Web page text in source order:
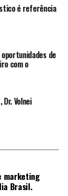
(Associação
Títulos e
se
pela
e, por conta de
Entidade
A leve
ajuda a reduzir
experientes
um
(a
e da agulha é
primeiro
de qi”) se
ou
é referência
de
com o
Volnei
marketing
Brasil.